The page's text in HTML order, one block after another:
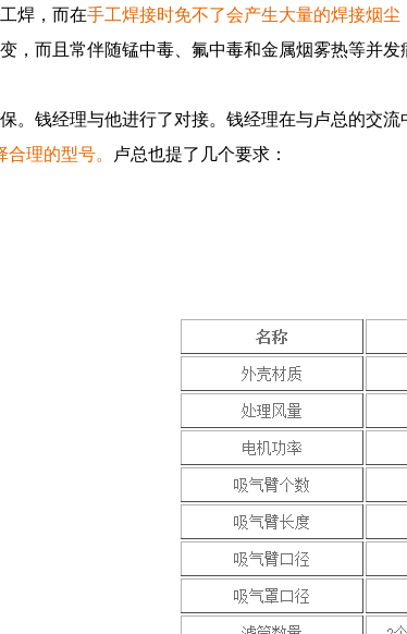
焊，而在手工焊接时免不了会产生大量的焊接烟尘
，而且常伴随锰中毒、氟中毒和金属烟雾热等并发
钱经理与他进行了对接。钱经理在与卢总的交流
理的型号。
卢总也提了几个要求：